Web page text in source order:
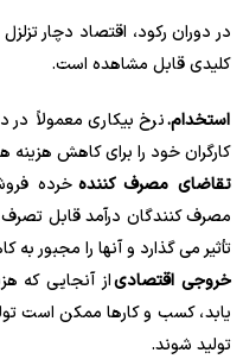
در دوران رکود، اقتصاد دچار
کلیدی قابل مشاهده است.
استخدام.نرخ بیکاری معمولاً در
کارگران خود را برای کاهش
تقاضای مصرف کننده خرده
مصرف کنندگان درآمد قابل
تأثیر می گذارد و آنها را مجبور
خروجی اقتصادیاز آنجایی که
یابد، کسب و کارها ممکن است
تولید شوند.